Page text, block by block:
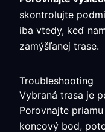
skontrolujte
iba vtedy, keď
zamýšľanej trase.
Troubleshooting
Vybraná trasa je
Porovnajte
koncový bod,